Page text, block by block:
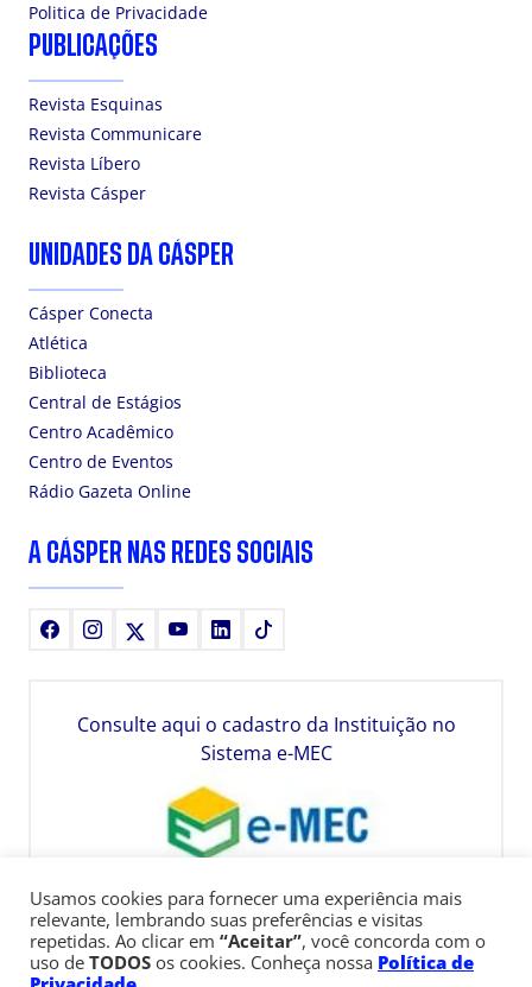
Politica de Privacidade
PUBLICAÇÕES
Revista Esquinas
Revista Communicare
Revista Líbero
Revista Cásper
UNIDADES DA CÁSPER
Cásper Conecta
Atlética
Biblioteca
Central de Estágios
Centro Acadêmico
Centro de Eventos
Rádio Gazeta Online
A CÁSPER NAS REDES SOCIAIS
FacebookInstagram YoutubeLinkedIn
Consulte aqui o cadastro da Instituição no
Sistema e-MEC
Usamos cookies para fornecer uma experiência mais
relevante, lembrando suas preferências e visitas
repetidas. Ao clicar em “Aceitar”, você concorda com o
uso de TODOS os cookies. Conheça nossa Política de